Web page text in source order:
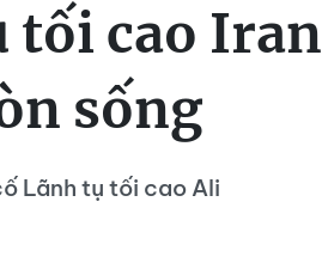
tối cao Iran
sống
Lãnh tụ tối cao Ali